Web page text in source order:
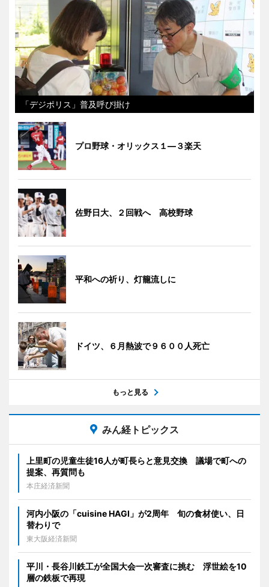
「デジポリス」普及呼び掛け
プロ野球・オリックス１―３楽天
佐野日大、２回戦へ 高校野球
平和への祈り、灯籠流しに
ドイツ、６月熱波で９６００人死亡
もっと見る
みん経トピックス
上里町の児童生徒16人が町長らと意見交換 議場で町への
提案、再質問も
本庄経済新聞
河内小阪の「cuisine HAGI」が2周年 旬の食材使い、日
替わりで
東大阪経済新聞
平川・長谷川鉄工が全国大会一次審査に挑む 浮世絵を10
層の鉄板で再現